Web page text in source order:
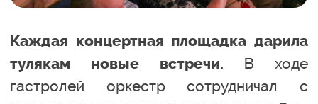
Каждая концертная площадка дарила
тулякам новые встречи. В ходе
гастролей оркестр сотрудничал с